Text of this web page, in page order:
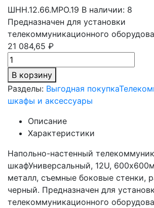
ШНН.12.66.МРО.19 В наличии: 8
Предназначен для установки
телекоммуникационного
21 084,65 ₽
В корзину
Разделы: Выгодная покупка
шкафы и аксессуары
Описание
Характеристики
Напольно-настенный
шкафУниверсальный, 12U,
металл, съемные боковые стенки,
черный. Предназначен для
телекоммуникационного